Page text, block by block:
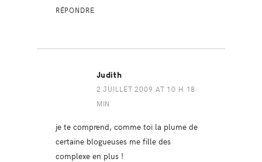
RÉPONDRE
Judith
2 JUILLET 2009 AT 10 H 18
MIN
je te comprend, comme toi la plume de
certaine blogueuses me fille des
complexe en plus !